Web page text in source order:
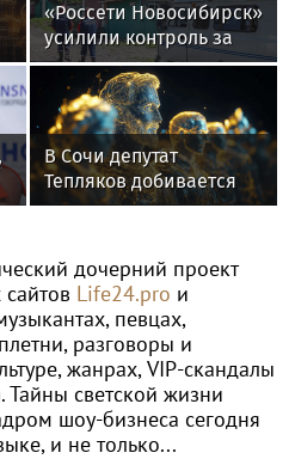
«Россети Новосибирск»
усилили контроль за
незаконными
подвесами ВОЛС: охват
проверок вырос в 1,5
раза
В Сочи депутат
Тепляков добивается
изменений в Генплан
дочерний проект
Life24.pro и
певцах,
разговоры и
жанрах, VIP-скандалы
Тайны светской жизни
шоу-бизнеса сегодня
и не только...